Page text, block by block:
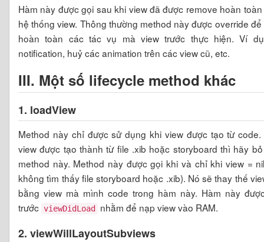
Hàm này được gọi sau khi view đã được remove hoàn
hệ thống view. Thông thường method này được override
hoàn toàn các tác vụ mà view trước thực hiện. Ví
notification, huỷ các animation trên các view cũ, etc.
III. Một số lifecycle method khác
1. loadView
Method này chỉ được sử dụng khi view được tạo từ code.
view được tạo thành từ file .xib hoặc storyboard thì hãy
method này. Method này được gọi khi và chỉ khi view =
không tìm thấy file storyboard hoặc .xib). Nó sẽ thay thế
bằng view mà mình code trong hàm này. Hàm này
trước viewDidLoad nhằm để nạp view vào RAM.
2. viewWillLayoutSubviews